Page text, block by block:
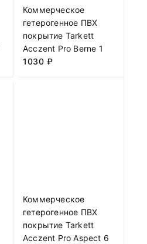
Коммерческое
гетерогенное ПВХ
покрытие Tarkett
Acczent Pro Berne 1
1030 ₽
Коммерческое
гетерогенное ПВХ
покрытие Tarkett
Acczent Pro Aspect 6